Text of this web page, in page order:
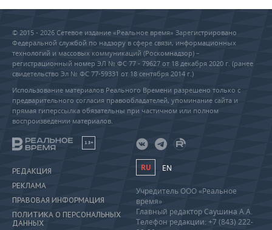
© 2015 - 2026 Сетевое издание «Реальное время» Зарегистрировано
Федеральной службой по надзору в сфере связи, информационных
технологий и массовых коммуникаций (Роскомнадзор) –
регистрационный номер ЭЛ № ФС 77 - 79627 от 18 декабря 2020 г. (ранее
свидетельство Эл № ФС 77-59331 от 18 сентября 2014 г.)
Использование материалов Реального Времени разрешено только с
предварительного согласия правообладателей, упоминание сайта и
прямая гиперссылка обязательны при частичном или полном
воспроизведении материалов.
18+
РЕДАКЦИЯ
РЕКЛАМА
ПРАВОВАЯ ИНФОРМАЦИЯ
ПОЛИТИКА О ПЕРСОНАЛЬНЫХ
ДАННЫХ
RU EN
Учредитель ООО «Реальное
время»
Главный редактор Саушина А.А.
Телефон редакции: +7 (843) 222-